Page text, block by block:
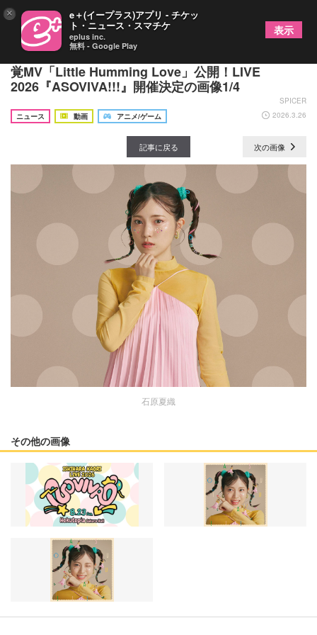
石原夏織、実写とアニメーションが“共演”する新感
覚MV「Little Humming Love」公開！LIVE
2026『ASOVIVA!!!』開催決定の画像1/4
SPICER
ニュース
動画 アニメ/ゲーム 2026.3.26
記事に戻る 次の画像
石原夏織
その他の画像
× e＋(イープラス)アプリ - チケッ
ト・ニュース・スマチケ
eplus inc.
無料 - Google Play
表示